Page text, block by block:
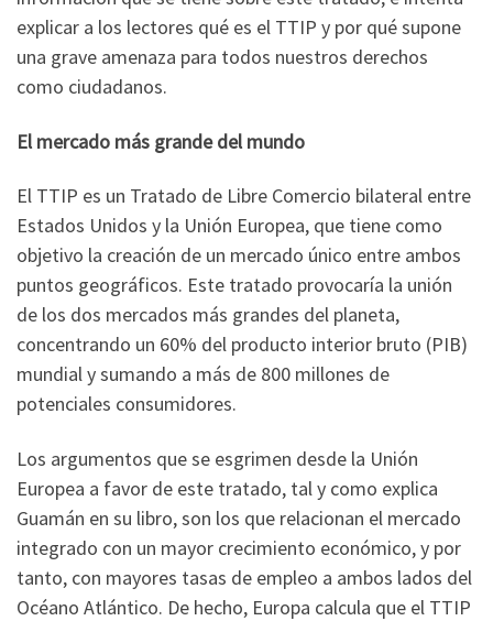
explicar a los lectores qué es el TTIP y por qué supone
una grave amenaza para todos nuestros derechos
como ciudadanos.
El mercado más grande del mundo
El TTIP es un Tratado de Libre Comercio bilateral entre
Estados Unidos y la Unión Europea, que tiene como
objetivo la creación de un mercado único entre ambos
puntos geográficos. Este tratado provocaría la unión
de los dos mercados más grandes del planeta,
concentrando un 60% del producto interior bruto (PIB)
mundial y sumando a más de 800 millones de
potenciales consumidores.
Los argumentos que se esgrimen desde la Unión
Europea a favor de este tratado, tal y como explica
Guamán en su libro, son los que relacionan el mercado
integrado con un mayor crecimiento económico, y por
tanto, con mayores tasas de empleo a ambos lados del
Océano Atlántico. De hecho, Europa calcula que el TTIP